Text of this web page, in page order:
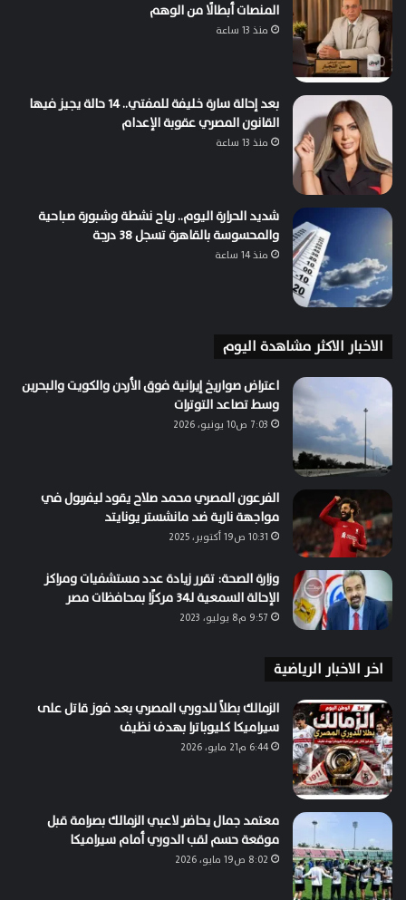
المنصات أبطالًا من الوهم
منذ 13 ساعة
بعد إحالة سارة خليفة للمفتي.. 14 حالة يجيز فيها
القانون المصري عقوبة الإعدام
منذ 13 ساعة
شديد الحرارة اليوم.. رياح نشطة وشبورة صباحية
والمحسوسة بالقاهرة تسجل 38 درجة
منذ 14 ساعة
الاخبار الاكثر مشاهدة اليوم
اعتراض صواريخ إيرانية فوق الأردن والكويت والبحرين
وسط تصاعد التوترات
7:03 ص10 يونيو، 2026
الفرعون المصري محمد صلاح يقود ليفربول في
مواجهة نارية ضد مانشستر يونايتد
10:31 ص19 أكتوبر، 2025
وزارة الصحة: تقرر زيادة عدد مستشفيات ومراكز
الإحالة السمعية لـ34 مركزًا بمحافظات مصر
9:57 م8 يوليو، 2023
اخر الاخبار الرياضية
الزمالك بطلاً للدوري المصري بعد فوز قاتل على
سيراميكا كليوباترا بهدف نظيف
6:44 م21 مايو، 2026
معتمد جمال يحاضر لاعبي الزمالك بصرامة قبل
موقعة حسم لقب الدوري أمام سيراميكا
8:02 ص19 مايو، 2026